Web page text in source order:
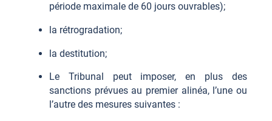
période maximale de 60 jours ouvrables);
la rétrogradation;
la destitution;
Le Tribunal peut imposer, en plus des
sanctions prévues au premier alinéa, l’une ou
l’autre des mesures suivantes :